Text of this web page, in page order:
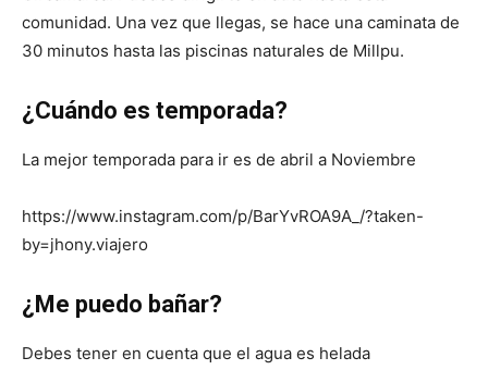
comunidad. Una vez que llegas, se hace una caminata de
30 minutos hasta las piscinas naturales de Millpu.
¿Cuándo es temporada?
La mejor temporada para ir es de abril a Noviembre
https://www.instagram.com/p/BarYvROA9A_/?taken-
by=jhony.viajero
¿Me puedo bañar?
Debes tener en cuenta que el agua es helada